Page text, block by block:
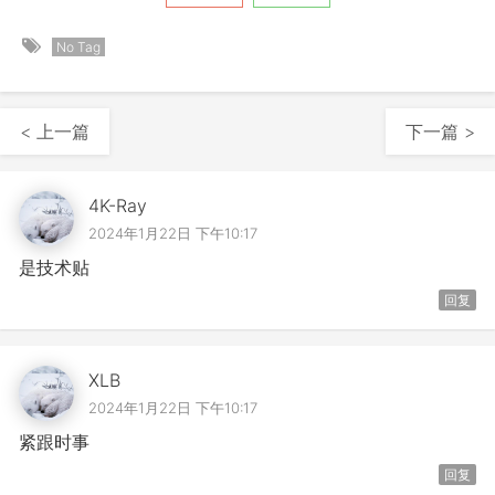
No Tag
< 上一篇 下一篇 >
4K-Ray
2024年1月22日 下午10:17
是技术贴
回复
XLB
2024年1月22日 下午10:17
紧跟时事
回复